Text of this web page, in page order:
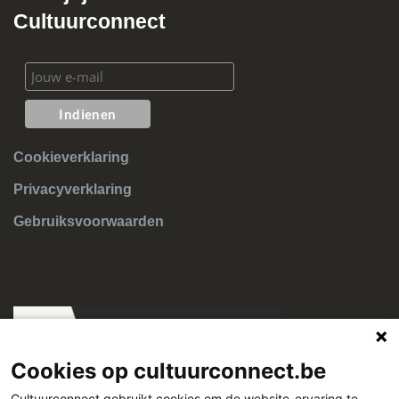
Cultuurconnect
Cookieverklaring
Privacyverklaring
Gebruiksvoorwaarden
Cookies op cultuurconnect.be